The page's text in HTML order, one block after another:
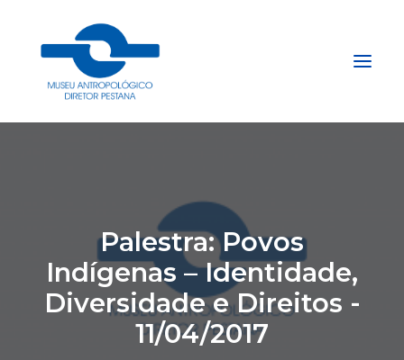
Apoie
Gestão do Arquivo Fidene
Palestra: Povos
Indígenas – Identidade,
Diversidade e Direitos -
11/04/2017